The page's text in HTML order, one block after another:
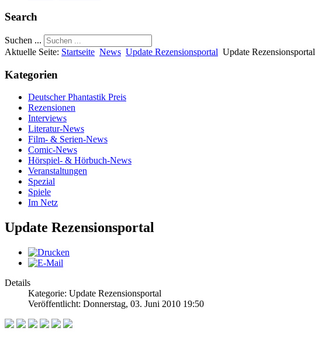
Search
Suchen ...
Aktuelle Seite: Startseite News Update Rezensionsportal Update Rezensionsportal
Kategorien
Deutscher Phantastik Preis
Rezensionen
Interviews
Literatur-News
Film- & Serien-News
Comic-News
Hörspiel- & Hörbuch-News
Veranstaltungen
Spezial
Spiele
Im Netz
Update Rezensionsportal
Details
Kategorie: Update Rezensionsportal
Veröffentlicht: Donnerstag, 03. Juni 2010 19:50